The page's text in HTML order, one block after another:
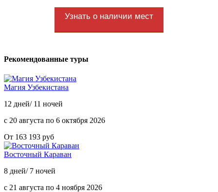
Узнать о наличии мест
Рекомендованные туры
Магия Узбекистана
12 дней/ 11 ночей
с 20 августа по 6 октября 2026
От 163 193 руб
Восточный Караван
8 дней/ 7 ночей
с 21 августа по 4 ноября 2026